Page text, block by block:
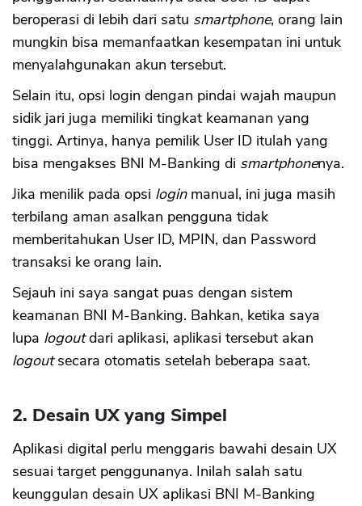
beroperasi di lebih dari satu smartphone, orang lain
mungkin bisa memanfaatkan kesempatan ini untuk
menyalahgunakan akun tersebut.
Selain itu, opsi login dengan pindai wajah maupun
sidik jari juga memiliki tingkat keamanan yang
tinggi. Artinya, hanya pemilik User ID itulah yang
bisa mengakses BNI M-Banking di smartphonenya.
Jika menilik pada opsi loginmanual, ini juga masih
terbilang aman asalkan pengguna tidak
memberitahukan User ID, MPIN, dan Password
transaksi ke orang lain.
Sejauh ini saya sangat puas dengan sistem
keamanan BNI M-Banking. Bahkan, ketika saya
lupa logoutdari aplikasi, aplikasi tersebut akan
logoutsecara otomatis setelah beberapa saat.
2. Desain UX yang Simpel
Aplikasi digital perlu menggaris bawahi desain UX
sesuai target penggunanya. Inilah salah satu
keunggulan desain UX aplikasi BNI M-Banking